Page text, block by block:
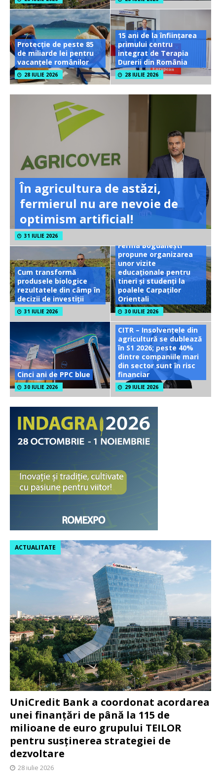
Protecție de peste 85
de miliarde lei pentru
vacanțele românilor
28 IULIE 2026
15 ani de la înființarea
primului centru
integrat de Terapia
Durerii din România
28 IULIE 2026
În agricultura de astăzi,
fermierul nu are nevoie de
optimism artificial!
31 IULIE 2026
Cum transformă
produsele biologice
rezultatele din câmp în
decizii de investiții
31 IULIE 2026
Ferma Bogdănești
propune organizarea
unor vizite
educaționale pentru
tineri și studenți la
poalele Carpaților
Orientali
30 IULIE 2026
Cinci ani de PPC blue
30 IULIE 2026
CITR – Insolvențele din
agricultură se dublează
în S1 2026; peste 40%
dintre companiile mari
din sector sunt în risc
financiar
29 IULIE 2026
UniCredit Bank a coordonat acordarea
unei finanțări de până la 115 de
milioane de euro grupului TEILOR
pentru susținerea strategiei de
dezvoltare
ACTUALITATE
28 iulie 2026